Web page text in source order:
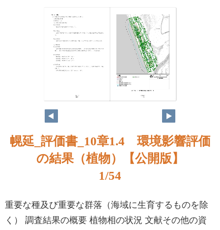
幌延_評価書_10章1.4 環境影響評価
の結果（植物）【公開版】
1/54
重要な種及び重要な群落（海域に生育するものを除
く） 調査結果の概要 植物相の状況 文献その他の資